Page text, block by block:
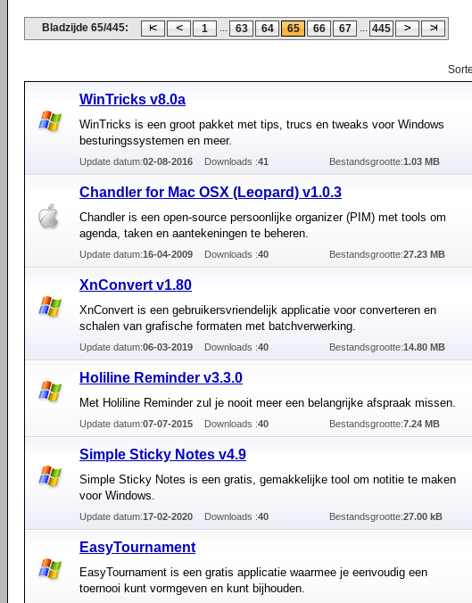
Bladzijde 65/445: 1 ... 63 64 65 66 67 ... 445
WinTricks v8.0a
WinTricks is een groot pakket met tips, trucs en tweaks voor Windows
besturingssystemen en meer.
Update datum:02-08-2016 Downloads :41 Bestandsgrootte:1.03 MB
Chandler for Mac OSX (Leopard) v1.0.3
Chandler is een open-source persoonlijke organizer (PIM) met tools om
agenda, taken en aantekeningen te beheren.
Update datum:16-04-2009 Downloads :40 Bestandsgrootte:27.23 MB
XnConvert v1.80
XnConvert is een gebruikersvriendelijk applicatie voor converteren en
schalen van grafische formaten met batchverwerking.
Update datum:06-03-2019 Downloads :40 Bestandsgrootte:14.80 MB
Holiline Reminder v3.3.0
Met Holiline Reminder zul je nooit meer een belangrijke afspraak missen.
Update datum:07-07-2015 Downloads :40 Bestandsgrootte:7.24 MB
Simple Sticky Notes v4.9
Simple Sticky Notes is een gratis, gemakkelijke tool om notitie te maken
voor Windows.
Update datum:17-02-2020 Downloads :40 Bestandsgrootte:27.00 kB
EasyTournament
EasyTournament is een gratis applicatie waarmee je eenvoudig een
toernooi kunt vormgeven en kunt bijhouden.